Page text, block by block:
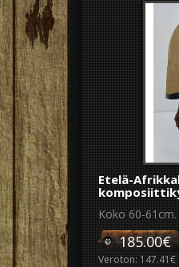
Etelä-
Koko 60-
185.00€
Veroton: 147.41€